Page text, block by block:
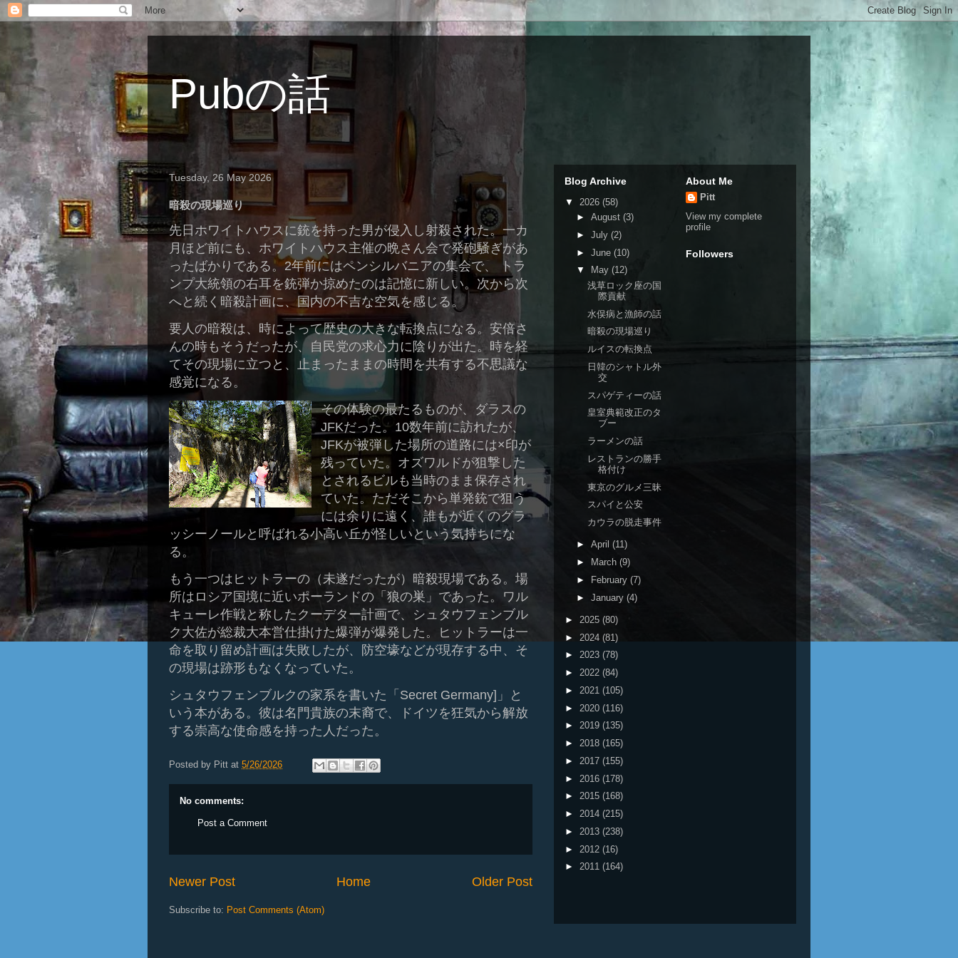
Pubの話
Tuesday, 26 May 2026
暗殺の現場巡り
先日ホワイトハウスに銃を持った男が侵入し射殺された。一カ
月ほど前にも、ホワイトハウス主催の晩さん会で発砲騒ぎがあ
ったばかりである。2年前にはペンシルバニアの集会で、 トラ
ンプ大統領の右耳を銃弾か掠めたのは記憶に新しい。次から次
へと続く暗殺計画に、国内の不吉な空気を感じる。
要人の暗殺は、時によって歴史の大きな転換点になる。安倍さ
んの時もそうだったが、自民党の求心力に陰りが出た。時を経
てその現場に立つと、止まったままの時間を共有する不思議な
感覚になる。
その体験の最たるものが、ダラスの
JFKだった。10数年前に訪れたが、
JFKが被弾した場所の道路には×印が
残っていた。オズワルドが狙撃した
とされるビルも当時のまま保存され
ていた。ただそこから単発銃で狙う
には余りに遠く、誰もが近くのグラ
ッシーノールと呼ばれる小高い丘が怪しいという気持ちにな
る。
もう一つはヒットラーの（未遂だったが）暗殺現場である。場
所はロシア国境に近いポーランドの「狼の巣」であった。ワル
キューレ作戦と称したクーデター計画で、シュタウフェンブル
ク大佐が総裁大本営仕掛けた爆弾が爆発した。ヒットラーは一
命を取り留め計画は失敗したが、防空壕などが現存する中、そ
の現場は跡形もなくなっていた。
シュタウフェンブルクの家系を書いた「Secret Germany]」と
いう本がある。彼は名門貴族の末裔で、ドイツを狂気から解放
する崇高な使命感を持った人だった。
Posted by Pitt at 5/26/2026
No comments:
Post a Comment
Newer Post Older Post
Home
Subscribe to: Post Comments (Atom)
Blog Archive
▼ 2026 (58)
► August (3)
► July (2)
► June (10)
▼
May (12)
浅草ロック座の国
際貢献
水俣病と漁師の話
暗殺の現場巡り
ルイスの転換点
日韓のシャトル外
交
スパゲティーの話
皇室典範改正のタ
ブー
ラーメンの話
レストランの勝手
格付け
東京のグルメ三昧
スパイと公安
カウラの脱走事件
► April (11)
►
March (9)
►
February (7)
► January (4)
► 2025 (80)
► 2024 (81)
► 2023 (78)
► 2022 (84)
► 2021 (105)
► 2020 (116)
► 2019 (135)
► 2018 (165)
► 2017 (155)
► 2016 (178)
► 2015 (168)
► 2014 (215)
► 2013 (238)
► 2012 (16)
► 2011 (164)
About Me
Pitt
View my complete
profile
Followers